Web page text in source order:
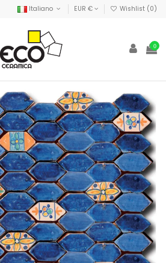
Italiano EUR € Wishlist (0)
0